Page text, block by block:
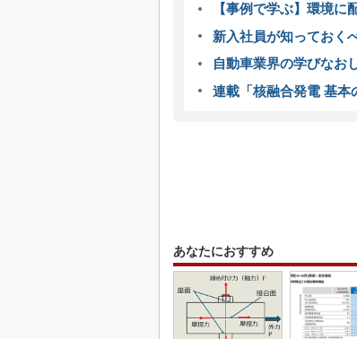
【事例で学ぶ】環境に
新入社員が知っておく
自動車業界の学びなお
連載「核融合発電 基本
あなたにおすすめ